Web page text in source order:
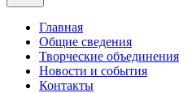
Главная
Общие сведения
Творческие объединения
Новости и события
Контакты